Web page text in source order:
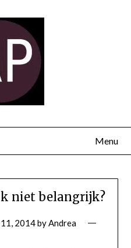
Menu
niet belangrijk?
2014byAndrea